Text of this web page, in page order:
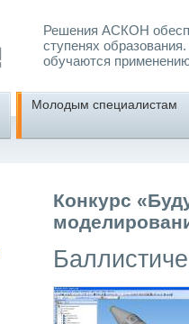
Решения АСКОН
ступенях
обучаются
Молодым специалистам
Конкурс